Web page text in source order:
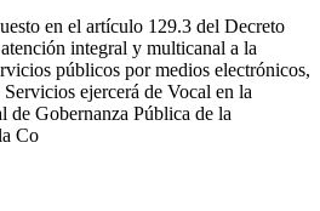
en el artículo 129.3 del Decreto
integral y multicanal a la
públicos por medios electrónicos,
ejercerá de Vocal en la
de Gobernanza Pública de la
Co